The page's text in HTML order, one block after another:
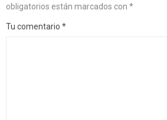
obligatorios están marcados con *
Tu comentario *